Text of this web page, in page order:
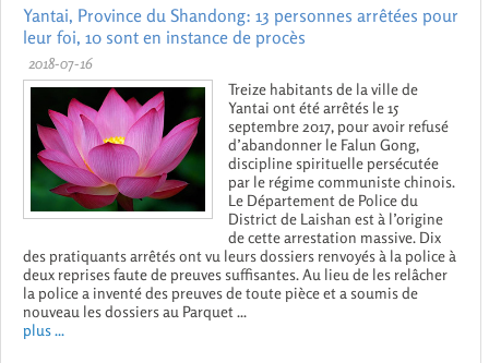
Yantai, Province du Shandong: 13 personnes arrêtées pour
leur foi, 10 sont en instance de procès
2018-07-16
Treize habitants de la ville de
Yantai ont été arrêtés le 15
septembre 2017, pour avoir refusé
d’abandonner le Falun Gong,
discipline spirituelle persécutée
par le régime communiste chinois.
Le Département de Police du
District de Laishan est à l’origine
de cette arrestation massive. Dix
des pratiquants arrêtés ont vu leurs dossiers renvoyés à la police à
deux reprises faute de preuves suffisantes. Au lieu de les relâcher
la police a inventé des preuves de toute pièce et a soumis de
nouveau les dossiers au Parquet ...
plus ...